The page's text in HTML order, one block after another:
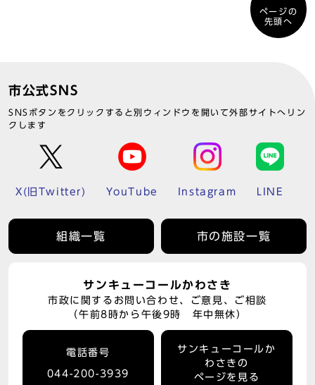
ページの
先頭へ
市公式SNS
SNSボタンをクリックすると別ウィンドウを開いて外部サイトへリン
クします
X(旧Twitter) YouTube Instagram LINE
組織一覧 市の施設一覧
サンキューコールかわさき
市政に関するお問い合わせ、ご意見、ご相談
（午前8時から午後9時 年中無休）
電話番号
044-200-3939
サンキューコールか
わさきの
ページを見る